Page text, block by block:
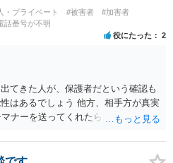
・プライベート #被害者
#加害者
話番号が不明
役にたった 2
てきた人が、保護者だという確認も
はあるでしょう 他方、相手方が真実
ナーを送ってくれたら自慰行為など
で胸を触って欲しい、などの要望を
度)の電子マネーを送信してしまいま